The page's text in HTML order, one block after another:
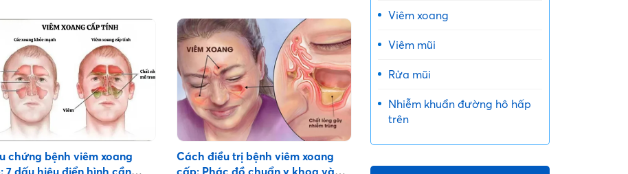
chứng bệnh viêm xoang
7 dấu hiệu điển hình cần
Cách điều trị bệnh viêm xoang
cấp: Phác đồ chuẩn y khoa và
Viêm xoang
Viêm mũi
Rửa mũi
Nhiễm khuẩn đường hô hấp
trên